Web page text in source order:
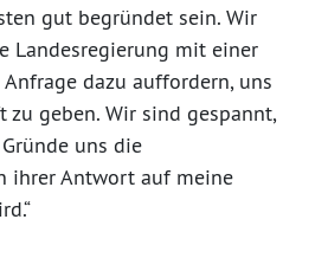
gut begründet sein. Wir
Landesregierung mit einer
dazu auffordern, uns
geben. Wir sind gespannt,
uns die
ihrer Antwort auf meine